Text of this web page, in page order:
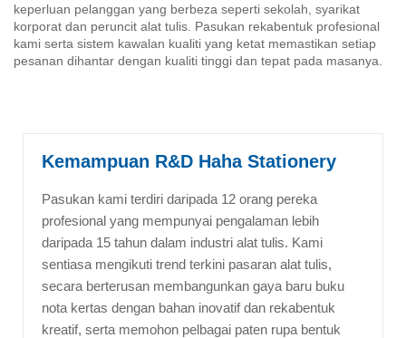
keperluan pelanggan yang berbeza seperti sekolah, syarikat
korporat dan peruncit alat tulis. Pasukan rekabentuk profesional
kami serta sistem kawalan kualiti yang ketat memastikan setiap
pesanan dihantar dengan kualiti tinggi dan tepat pada masanya.
Kemampuan R&D Haha Stationery
Pasukan kami terdiri daripada 12 orang pereka
profesional yang mempunyai pengalaman lebih
daripada 15 tahun dalam industri alat tulis. Kami
sentiasa mengikuti trend terkini pasaran alat tulis,
secara berterusan membangunkan gaya baru buku
nota kertas dengan bahan inovatif dan rekabentuk
kreatif, serta memohon pelbagai paten rupa bentuk